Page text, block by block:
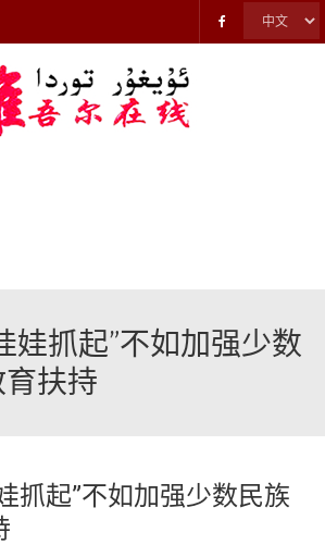
娃抓起”不如加强少数
扶持
抓起”不如加强少数民族